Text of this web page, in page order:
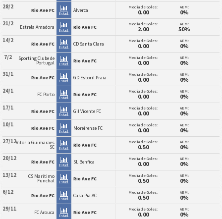
28/2 Rio Ave FC
Estad.
Alverca Media de Goles:
0.00
AEM:
0%
21/2 Estrela Amadora
Estad.
Rio Ave FC Media de Goles:
2.00
AEM:
50%
14/2 Rio Ave FC
Estad.
CD Santa Clara Media de Goles:
0.00
AEM:
0%
7/2 Sporting Clube de
Portugal Estad.
Rio Ave FC Media de Goles:
0.00
AEM:
0%
31/1 Rio Ave FC
Estad.
GD Estoril Praia Media de Goles:
0.00
AEM:
0%
24/1 FC Porto
Estad.
Rio Ave FC Media de Goles:
0.00
AEM:
0%
17/1 Rio Ave FC
Estad.
Gil Vicente FC Media de Goles:
0.00
AEM:
0%
10/1 Rio Ave FC
Estad.
Moreirense FC Media de Goles:
0.00
AEM:
0%
27/12Vitoria Guimaraes
SC Estad.
Rio Ave FC Media de Goles:
0.50
AEM:
0%
20/12 Rio Ave FC
Estad.
SL Benfica Media de Goles:
0.00
AEM:
0%
13/12 CS Maritimo
Funchal Estad.
Rio Ave FC Media de Goles:
0.50
AEM:
0%
6/12 Rio Ave FC
Estad.
Casa Pia AC Media de Goles:
0.50
AEM:
0%
29/11 FC Arouca
Estad.
Rio Ave FC Media de Goles:
0.00
AEM:
0%